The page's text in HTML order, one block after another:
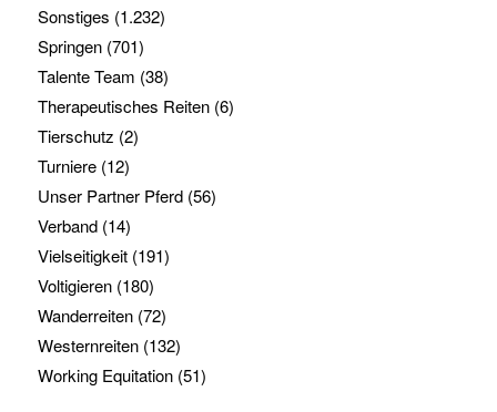
Sonstiges (1.232)
Springen(701)
Talente Team (38)
Therapeutisches Reiten(6)
Tierschutz (2)
Turniere(12)
Unser Partner Pferd(56)
Verband(14)
Vielseitigkeit(191)
Voltigieren(180)
Wanderreiten(72)
Westernreiten(132)
Working Equitation(51)